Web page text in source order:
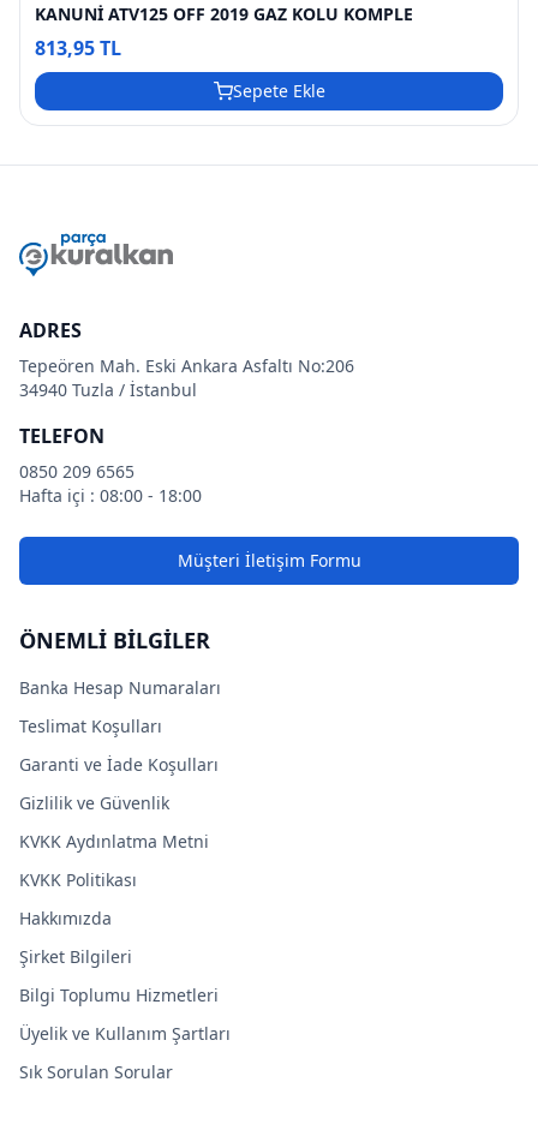
KANUNİ ATV125 OFF 2019 GAZ KOLU KOMPLE
813,95 TL
Sepete Ekle
ADRES
Tepeören Mah. Eski Ankara Asfaltı No:206
34940 Tuzla / İstanbul
TELEFON
0850 209 6565
Hafta içi : 08:00 - 18:00
Müşteri İletişim Formu
ÖNEMLİ BİLGİLER
Banka Hesap Numaraları
Teslimat Koşulları
Garanti ve İade Koşulları
Gizlilik ve Güvenlik
KVKK Aydınlatma Metni
KVKK Politikası
Hakkımızda
Şirket Bilgileri
Bilgi Toplumu Hizmetleri
Üyelik ve Kullanım Şartları
Sık Sorulan Sorular